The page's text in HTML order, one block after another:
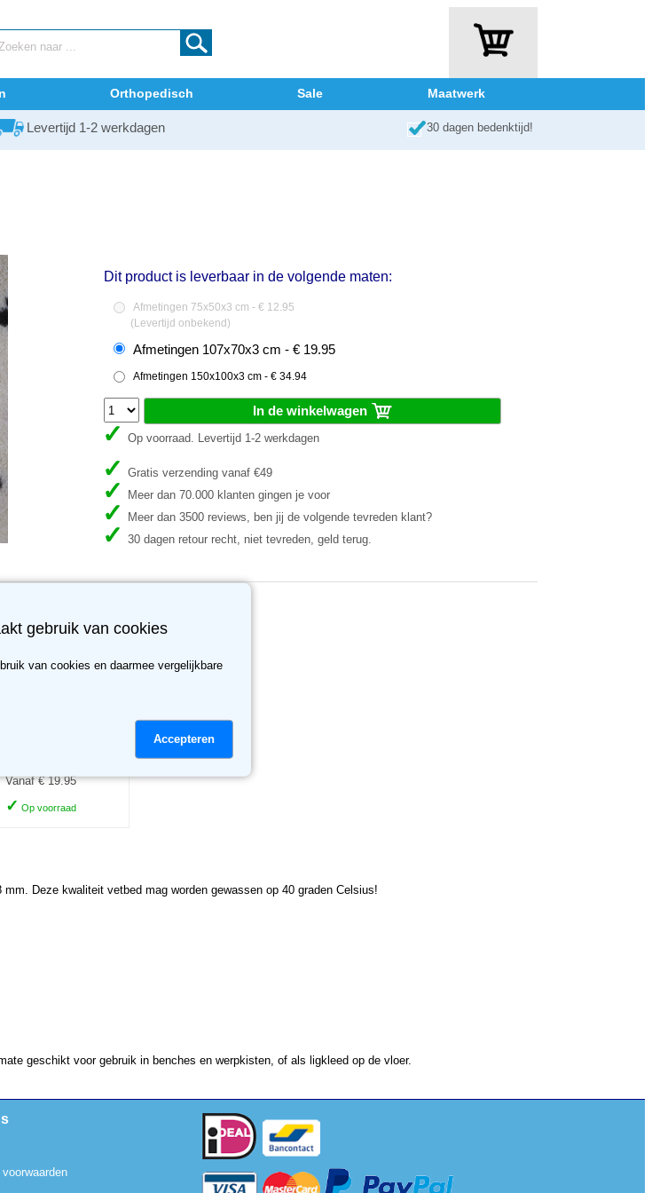
Orthopedisch Sale Maatwerk
Levertijd 1-2 werkdagen 30 dagen bedenktijd!
Dit product is leverbaar in de volgende maten:
Afmetingen 75x50x3 cm - € 12.95
(Levertijd onbekend)
Afmetingen 107x70x3 cm - € 19.95
Afmetingen 150x100x3 cm - € 34.94
In de winkelwagen
Op voorraad. Levertijd 1-2 werkdagen
Gratis verzending vanaf €49
Meer dan 70.000 klanten gingen je voor
Meer dan 3500 reviews, ben jij de volgende tevreden klant?
30 dagen retour recht, niet tevreden, geld terug.
Vanaf € 19.95
✓ Op voorraad
Deze kwaliteit vetbed mag worden gewassen op 40 graden Celsius!
geschikt voor gebruik in benches en werpkisten, of als ligkleed op de vloer.
gebruik van cookies
van cookies en daarmee vergelijkbare
Accepteren